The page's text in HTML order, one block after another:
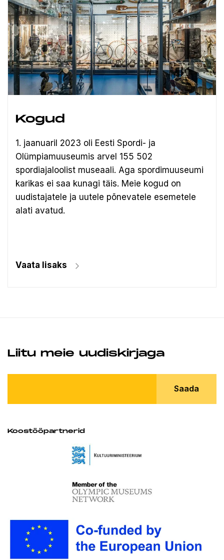
Kogud
1. jaanuaril 2023 oli Eesti Spordi- ja
Olümpiamuuseumis arvel 155 502
spordiajaloolist museaali. Aga spordimuuseumi
karikas ei saa kunagi täis. Meie kogud on
uudistajatele ja uutele põnevatele esemetele
alati avatud.
Vaata lisaks
Liitu meie uudiskirjaga
Saada
Koostööpartnerid